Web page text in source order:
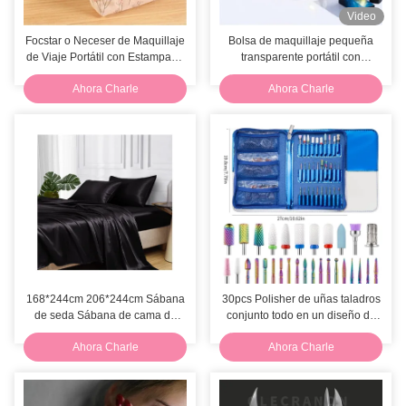
Focstar o Neceser de Maquillaje
de Viaje Portátil con Estampado
de Flores
Ahora Charle
Video
Bolsa de maquillaje pequeña
transparente portátil con
cremallera, neceser
impermeable
Ahora Charle
168*244cm 206*244cm Sábana
de seda Sábana de cama de
satén Set de ropa de cama de
seda
Ahora Charle
30pcs Polisher de uñas taladros
conjunto todo en un diseño de
las herramientas de manicura
de la cutícula
Ahora Charle